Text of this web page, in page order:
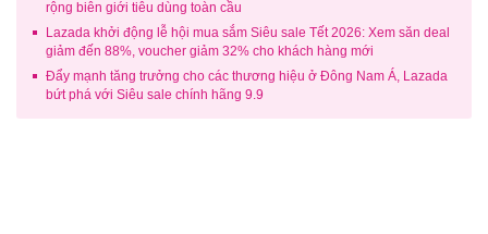
rộng biên giới tiêu dùng toàn cầu
Lazada khởi động lễ hội mua sắm Siêu sale Tết 2026: Xem săn deal
giảm đến 88%, voucher giảm 32% cho khách hàng mới
Đẩy mạnh tăng trưởng cho các thương hiệu ở Đông Nam Á, Lazada
bứt phá với Siêu sale chính hãng 9.9